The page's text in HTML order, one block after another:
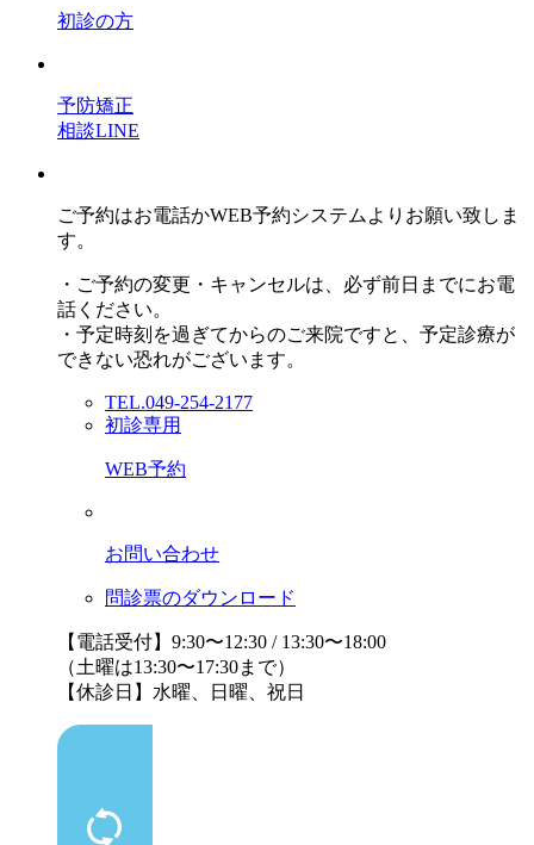
初診の方
予防矯正
相談LINE
ご予約はお電話かWEB予約システムよりお願い致しま
す。
・ご予約の変更・キャンセルは、必ず前日までにお電
話ください。
・予定時刻を過ぎてからのご来院ですと、予定診療が
できない恐れがございます。
TEL.049-254-2177
初診専用
WEB予約
お問い合わせ
問診票のダウンロード
【電話受付】9:30〜12:30 / 13:30〜18:00
（土曜は13:30〜17:30まで）
【休診日】水曜、日曜、祝日